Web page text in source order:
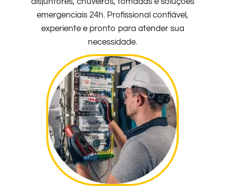
emergenciais 24h. Profissional confiável,
experiente e pronto para atender sua
necessidade.